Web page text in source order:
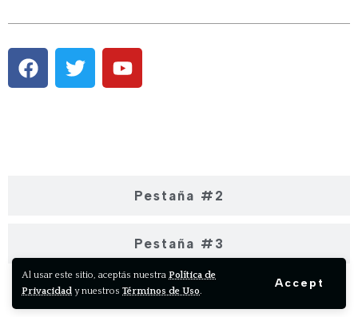
Al usar este sitio, aceptás nuestra Política de
Privacidad y nuestros Términos de Uso.
Accept
Pestaña #2
Pestaña #3